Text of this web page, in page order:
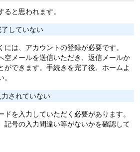
と思われます。
していない
には、アカウントの登録が必要です。
空メールを送信いただき、返信メールか
ができます。手続きを完了後、ホームよ
されていない
を入力していただく必要があります。
記号の入力間違い等がないかを確認して